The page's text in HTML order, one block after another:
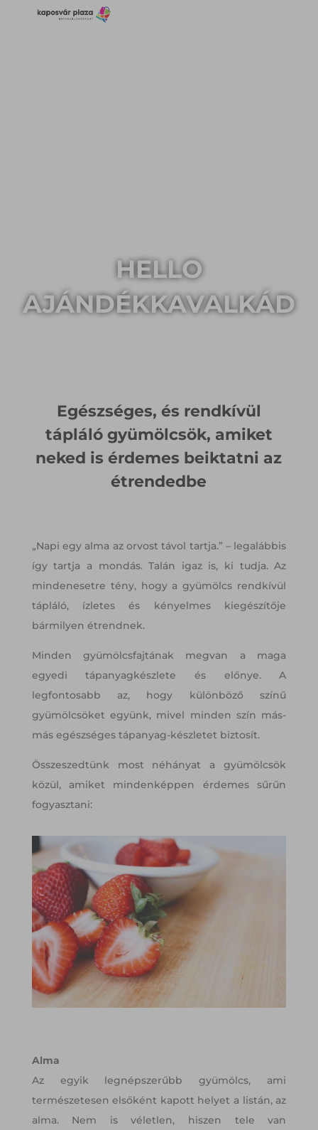
HELLO
AJÁNDÉKKAVALKÁD
Egészséges, és rendkívül
tápláló gyümölcsök, amiket
neked is érdemes beiktatni az
étrendedbe
„Napi egy alma az orvost távol tartja.” – legalábbis
így tartja a mondás. Talán igaz is, ki tudja. Az
mindenesetre tény, hogy a gyümölcs rendkívül
tápláló, ízletes és kényelmes kiegészítője
bármilyen étrendnek.
Minden gyümölcsfajtának megvan a maga
egyedi tápanyagkészlete és előnye. A
legfontosabb az, hogy különböző színű
gyümölcsöket együnk, mivel minden szín más-
más egészséges tápanyag-készletet biztosít.
Összeszedtünk most néhányat a gyümölcsök
közül, amiket mindenképpen érdemes sűrűn
fogyasztani:
Alma
Az egyik legnépszerűbb gyümölcs, ami
természetesen elsőként kapott helyet a listán, az
alma. Nem is véletlen, hiszen tele van